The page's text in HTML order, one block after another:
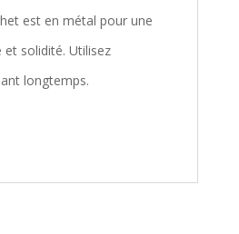
est en métal pour une
solidité. Utilisez
longtemps.